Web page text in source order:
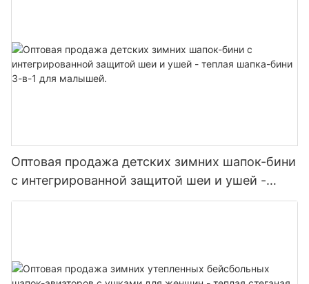
Оптовая продажа детских зимних шапок-бини
с интегрированной защитой шеи и ушей -
теплая шапка-бини 3-в-1 для малышей.